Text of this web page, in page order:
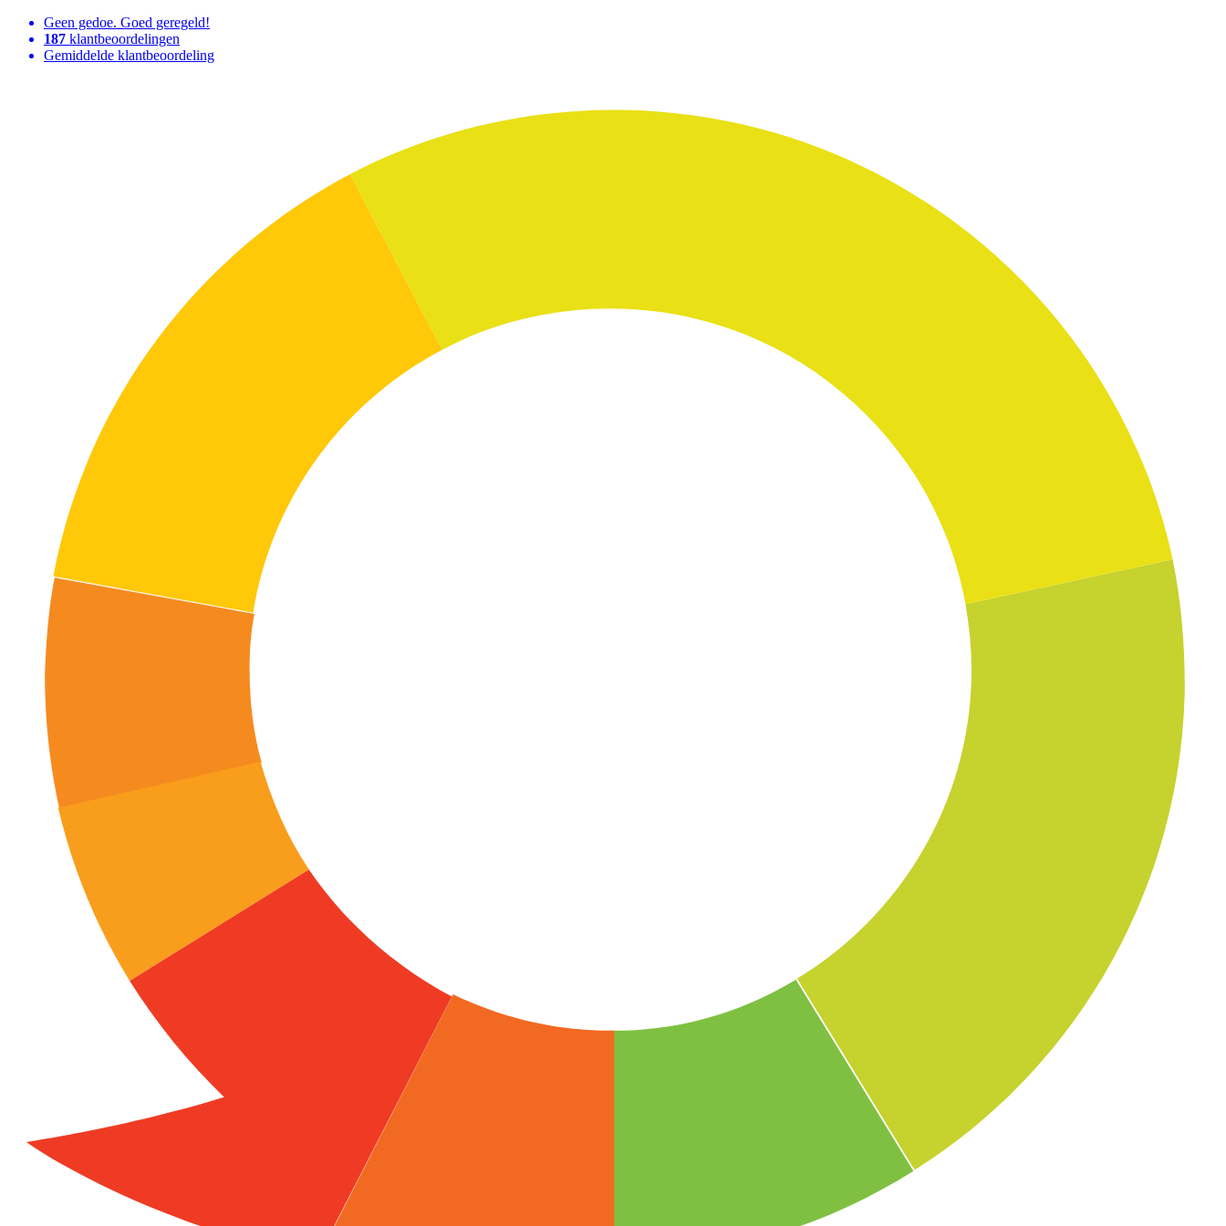
Geen gedoe. Goed geregeld!
187 klantbeoordelingen
Gemiddelde klantbeoordeling